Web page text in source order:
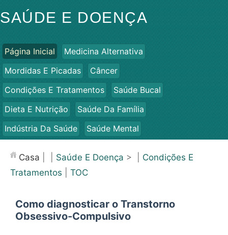
SAÚDE E DOENÇA
Página Inicial
Medicina Alternativa
Mordidas E Picadas
Câncer
Condições E Tratamentos
Saúde Bucal
Dieta E Nutrição
Saúde Da Família
Indústria Da Saúde
Saúde Mental
Saúde
Casa Saúde E Doença > | Condições E
Tratamentos
TOC
Como diagnosticar o Transtorno
Obsessivo-Compulsivo